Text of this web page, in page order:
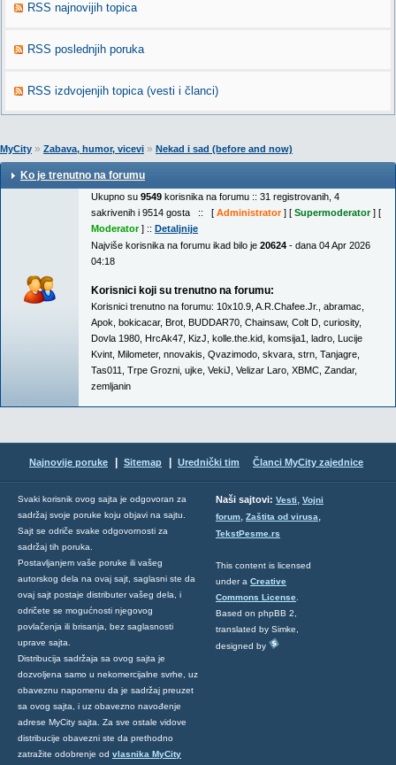
RSS najnovijih topica
RSS poslednjih poruka
RSS izdvojenjih topica (vesti i članci)
MyCity » Zabava, humor, vicevi » Nekad i sad (before and now)
Ko je trenutno na forumu
Ukupno su 9549 korisnika na forumu :: 31 registrovanih, 4
sakrivenih i 9514 gosta :: [ Administrator] [ Supermoderator] [
Moderator] :: Detaljnije
Najviše korisnika na forumu ikad bilo je 20624 - dana 04 Apr 2026
04:18
Korisnici koji su trenutno na forumu:
Korisnici trenutno na forumu: 10x10.9 A.R.Chafee.Jr. abramac
Apok bokicacar, Brot BUDDAR70 Chainsaw, Colt D curiosity,
Dovla 1980 HrcAk47 KizJ kolle.the.kid komsija1 ladro Lucije
Kvint Milometer, nnovakis Qvazimodo skvara strn Tanjagre
Tas011
Trpe Grozni ujke VekiJ Velizar Laro XBMC Zandar,
zemljanin
Najnovije poruke Sitemap Urednički tim Članci MyCity zajednice
Svaki korisnik ovog sajta je odgovoran za
sadržaj svoje poruke koju objavi na sajtu.
Sajt se odriče svake odgovornosti za
sadržaj tih poruka.
Postavljanjem vaše poruke ili vašeg
autorskog dela na ovaj sajt, saglasni ste da
ovaj sajt postaje distributer vašeg dela, i
odričete se mogućnosti njegovog
povlačenja ili brisanja, bez saglasnosti
uprave sajta.
Distribucija sadržaja sa ovog sajta je
dozvoljena samo u nekomercijalne svrhe, uz
obaveznu napomenu da je sadržaj preuzet
sa ovog sajta, i uz obavezno navođenje
adrese MyCity sajta. Za sve ostale vidove
distribucije obavezni ste da prethodno
zatražite odobrenje od vlasnika MyCity
Naši sajtovi: Vesti, Vojni
forum, Zaštita od virusa,
TekstPesme.rs
This content is licensed
under a Creative
Commons License
Based on phpBB 2,
translated by Simke,
designed by